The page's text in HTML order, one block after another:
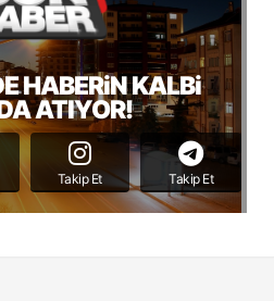
HABERiN KALBi
ATIYOR!
Takip Et Takip Et